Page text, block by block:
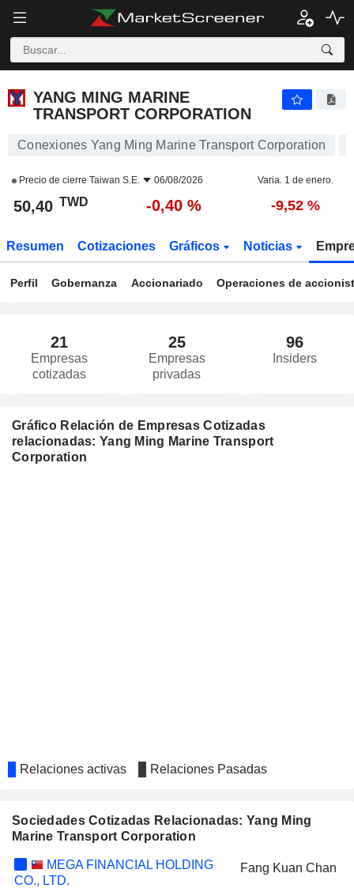
YANG MING MARINE
TRANSPORT CORPORATION
Conexiones Yang Ming Marine Transport Corporation
Precio de cierre Taiwan S.E. 06/08/2026 Varia. 1 de enero.
50,40 TWD -0,40 % -9,52 %
Resumen Cotizaciones Gráficos Noticias
Perfil Gobernanza Accionariado Operaciones de
21
Empresas
cotizadas
25
Empresas
privadas
96
Insiders
Gráfico Relación de Empresas Cotizadas
relacionadas: Yang Ming Marine Transport
Corporation
Relaciones activas Relaciones Pasadas
Sociedades Cotizadas Relacionadas: Yang Ming
Marine Transport Corporation
MEGA FINANCIAL HOLDING
CO., LTD.
Fang Kuan Chan